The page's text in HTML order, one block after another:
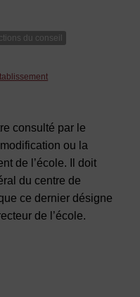
du conseil
consulté par le
ou la
de l’école. Il doit
du centre de
ce dernier désigne
de l’école.